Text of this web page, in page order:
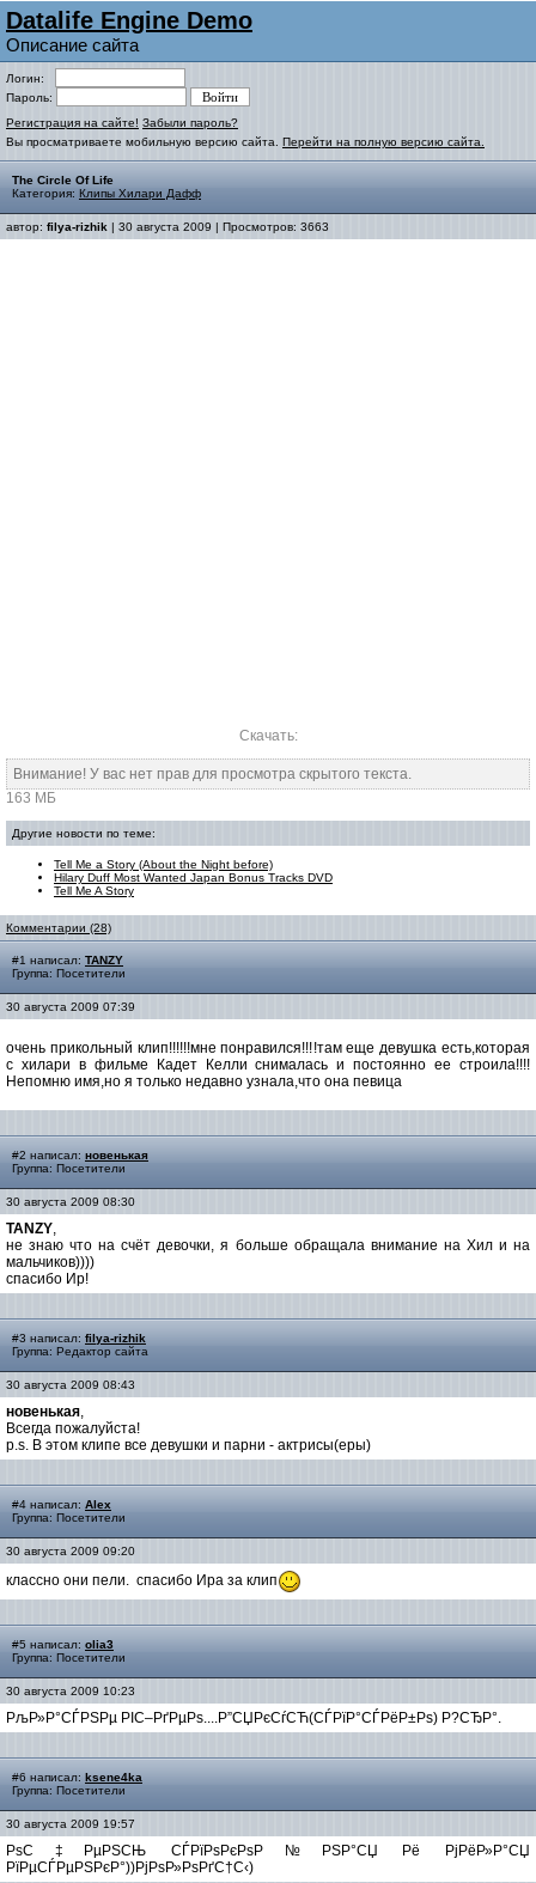
Datalife Engine Demo
Описание сайта
Логин:
Пароль:
Регистрация на сайте! Забыли пароль?
Вы просматриваете мобильную версию сайта. Перейти на полную версию сайта.
The Circle Of Life
Категория: Клипы Хилари Дафф
автор: filya-rizhik | 30 августа 2009 | Просмотров: 3663
Скачать:
Внимание! У вас нет прав для просмотра скрытого текста.
163 МБ
Другие новости по теме:
Tell Me a Story (About the Night before)
Hilary Duff Most Wanted Japan Bonus Tracks DVD
Tell Me A Story
Комментарии (28)
#1 написал: TANZY
Группа: Посетители
30 августа 2009 07:39
очень прикольный клип!!!!!!мне понравился!!!!там еще девушка есть,которая
с хилари в фильме Кадет Келли снималась и постоянно ее строила!!!!
Непомню имя,но я только недавно узнала,что она певица
#2 написал: новенькая
Группа: Посетители
30 августа 2009 08:30
TANZY,
не знаю что на счёт девочки, я больше обращала внимание на Хил и на
мальчиков))))
спасибо Ир!
#3 написал: filya-rizhik
Группа: Редактор сайта
30 августа 2009 08:43
новенькая,
Всегда пожалуйста!
p.s. В этом клипе все девушки и парни - актрисы(еры)
#4 написал: Alex
Группа: Посетители
30 августа 2009 09:20
классно они пели. спасибо Ира за клип
#5 написал: olia3
Группа: Посетители
30 августа 2009 10:23
РљР»Р°СЃРЅРµ РІС–РґРµРѕ....Р”СЏРєСѓСЋ(СЃРїР°СЃРёР±Рѕ) Р?СЂР°.
#6 написал: ksene4ka
Группа: Посетители
30 августа 2009 19:57
РѕС‡РµРЅСЊ СЃРїРѕРєРѕР№РЅР°СЏ Рё РјРёР»Р°СЏ
РїРµСЃРµРЅРєР°))РјРѕР»РѕРґС†С‹)